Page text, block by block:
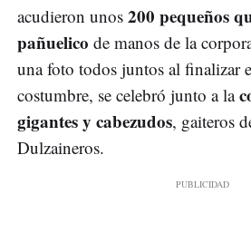
acudieron unos 200 pequeños
pañuelico de manos de la
una foto todos juntos al finalizar
costumbre, se celebró junto a la
gigantes y cabezudos, gaiteros
Dulzaineros.